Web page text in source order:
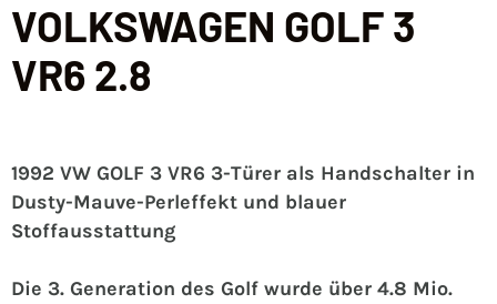
VOLKSWAGEN GOLF 3
VR6 2.8
1992 VW GOLF 3 VR6 3-Türer als Handschalter in
Dusty-Mauve-Perleffekt und blauer
Stoffausstattung
Die 3. Generation des Golf wurde über 4.8 Mio.